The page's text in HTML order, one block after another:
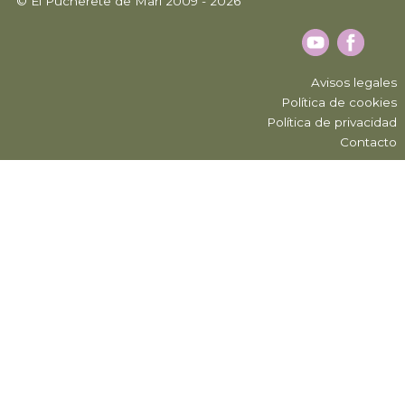
Avisos legales
Política de cookies
Política de privacidad
Contacto